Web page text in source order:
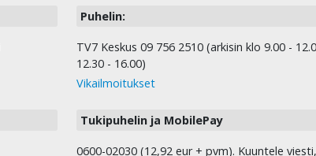
Puhelin:
TV7 Keskus 09 756 2510 (arkisin klo 9.00 -
12.30 - 16.00)
Vikailmoitukset
Tukipuhelin ja MobilePay
0600-02030 (12,92 eur + pvm). Kuuntele